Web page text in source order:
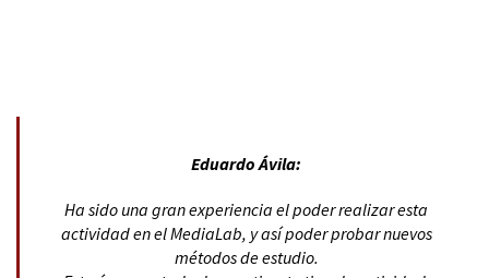
Eduardo Ávila:
Ha sido una gran experiencia el poder realizar esta
actividad en el MediaLab, y así poder probar nuevos
métodos de estudio.